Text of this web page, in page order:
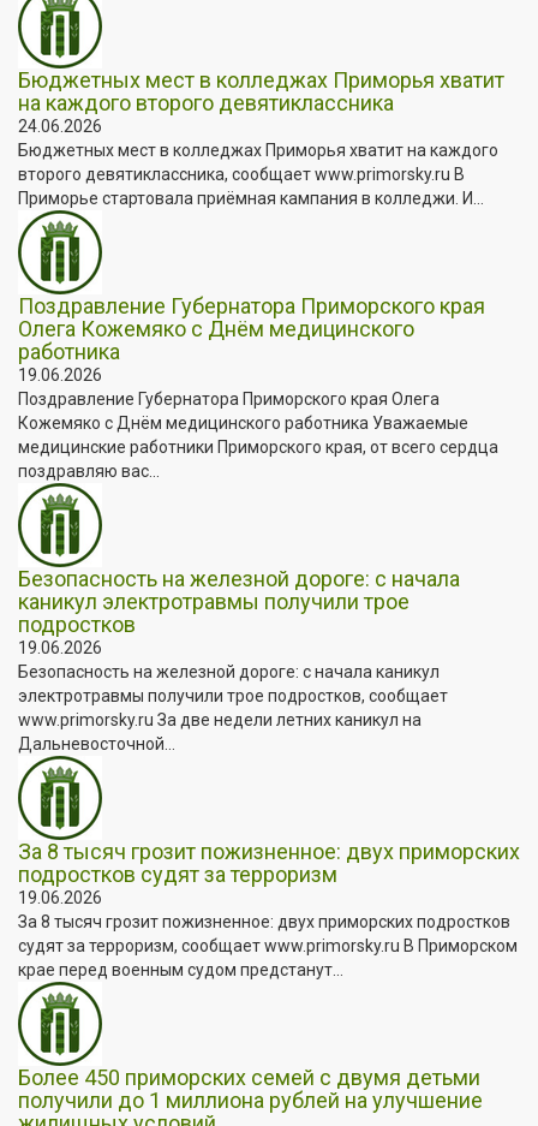
Бюджетных мест в колледжах Приморья хватит
на каждого второго девятиклассника
24.06.2026
Бюджетных мест в колледжах Приморья хватит на каждого
второго девятиклассника, сообщает www.primorsky.ru В
Приморье стартовала приёмная кампания в колледжи. И...
Поздравление Губернатора Приморского края
Олега Кожемяко с Днём медицинского
работника
19.06.2026
Поздравление Губернатора Приморского края Олега
Кожемяко с Днём медицинского работника Уважаемые
медицинские работники Приморского края, от всего сердца
поздравляю вас...
Безопасность на железной дороге: с начала
каникул электротравмы получили трое
подростков
19.06.2026
Безопасность на железной дороге: с начала каникул
электротравмы получили трое подростков, сообщает
www.primorsky.ru За две недели летних каникул на
Дальневосточной...
За 8 тысяч грозит пожизненное: двух приморских
подростков судят за терроризм
19.06.2026
За 8 тысяч грозит пожизненное: двух приморских подростков
судят за терроризм, сообщает www.primorsky.ru В Приморском
крае перед военным судом предстанут...
Более 450 приморских семей с двумя детьми
получили до 1 миллиона рублей на улучшение